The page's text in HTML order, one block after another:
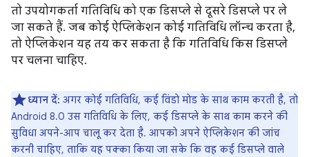
तो उपयोगकर्ता गतिविधि को एक डिसप्ले से दूसरे डिसप्ले पर ले
जा सकते हैं. जब कोई ऐप्लिकेशन कोई गतिविधि लॉन्च करता है,
तो ऐप्लिकेशन यह तय कर सकता है कि गतिविधि किस डिसप्ले
पर चलना चाहिए.
ध्यान दें: अगर कोई गतिविधि, कई विंडो मोड के साथ काम करती है, तो
Android 8.0 उस गतिविधि के लिए, कई डिसप्ले के साथ काम करने की
सुविधा अपने-आप चालू कर देता है. आपको अपने ऐप्लिकेशन की जांच
करनी चाहिए, ताकि यह पक्का किया जा सके कि वह कई डिसप्ले वाले